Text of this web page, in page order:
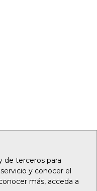
de terceros para
y conocer el
más, acceda a